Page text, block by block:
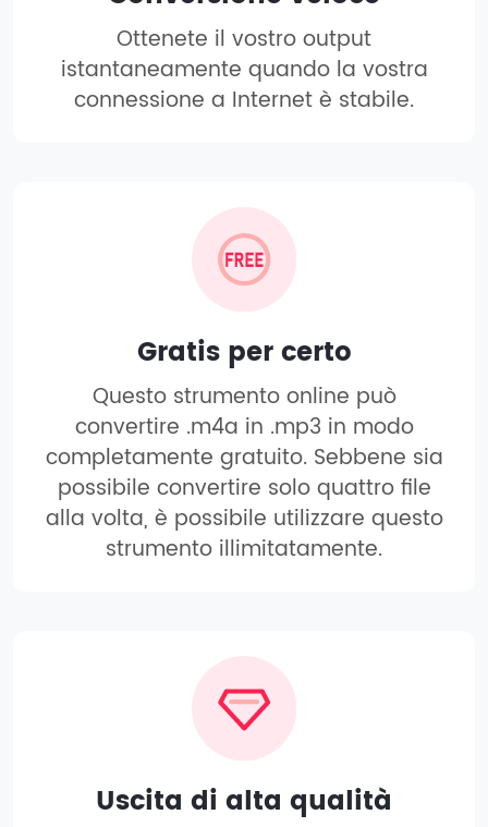
Ottenete il vostro output
istantaneamente quando la vostra
connessione a Internet è stabile.
Gratis per certo
Questo strumento online può
convertire .m4a in .mp3 in modo
completamente gratuito. Sebbene sia
possibile convertire solo quattro file
alla volta, è possibile utilizzare questo
strumento illimitatamente.
Uscita di alta qualità